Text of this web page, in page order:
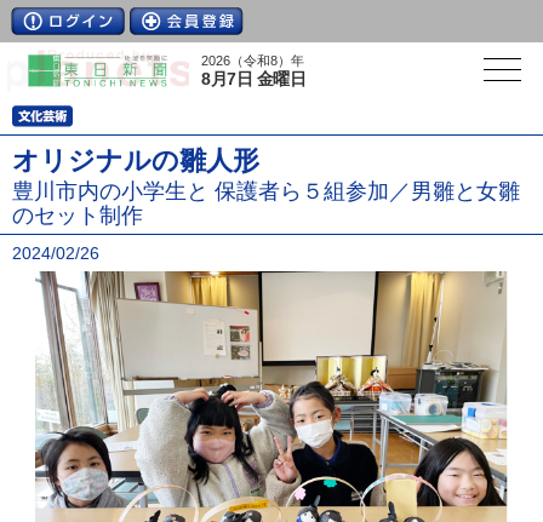
2026（令和8）年
8月7日 金曜日
オリジナルの雛人形
豊川市内の小学生と 保護者ら５組参加／男雛と女雛
のセット制作
2024/02/26